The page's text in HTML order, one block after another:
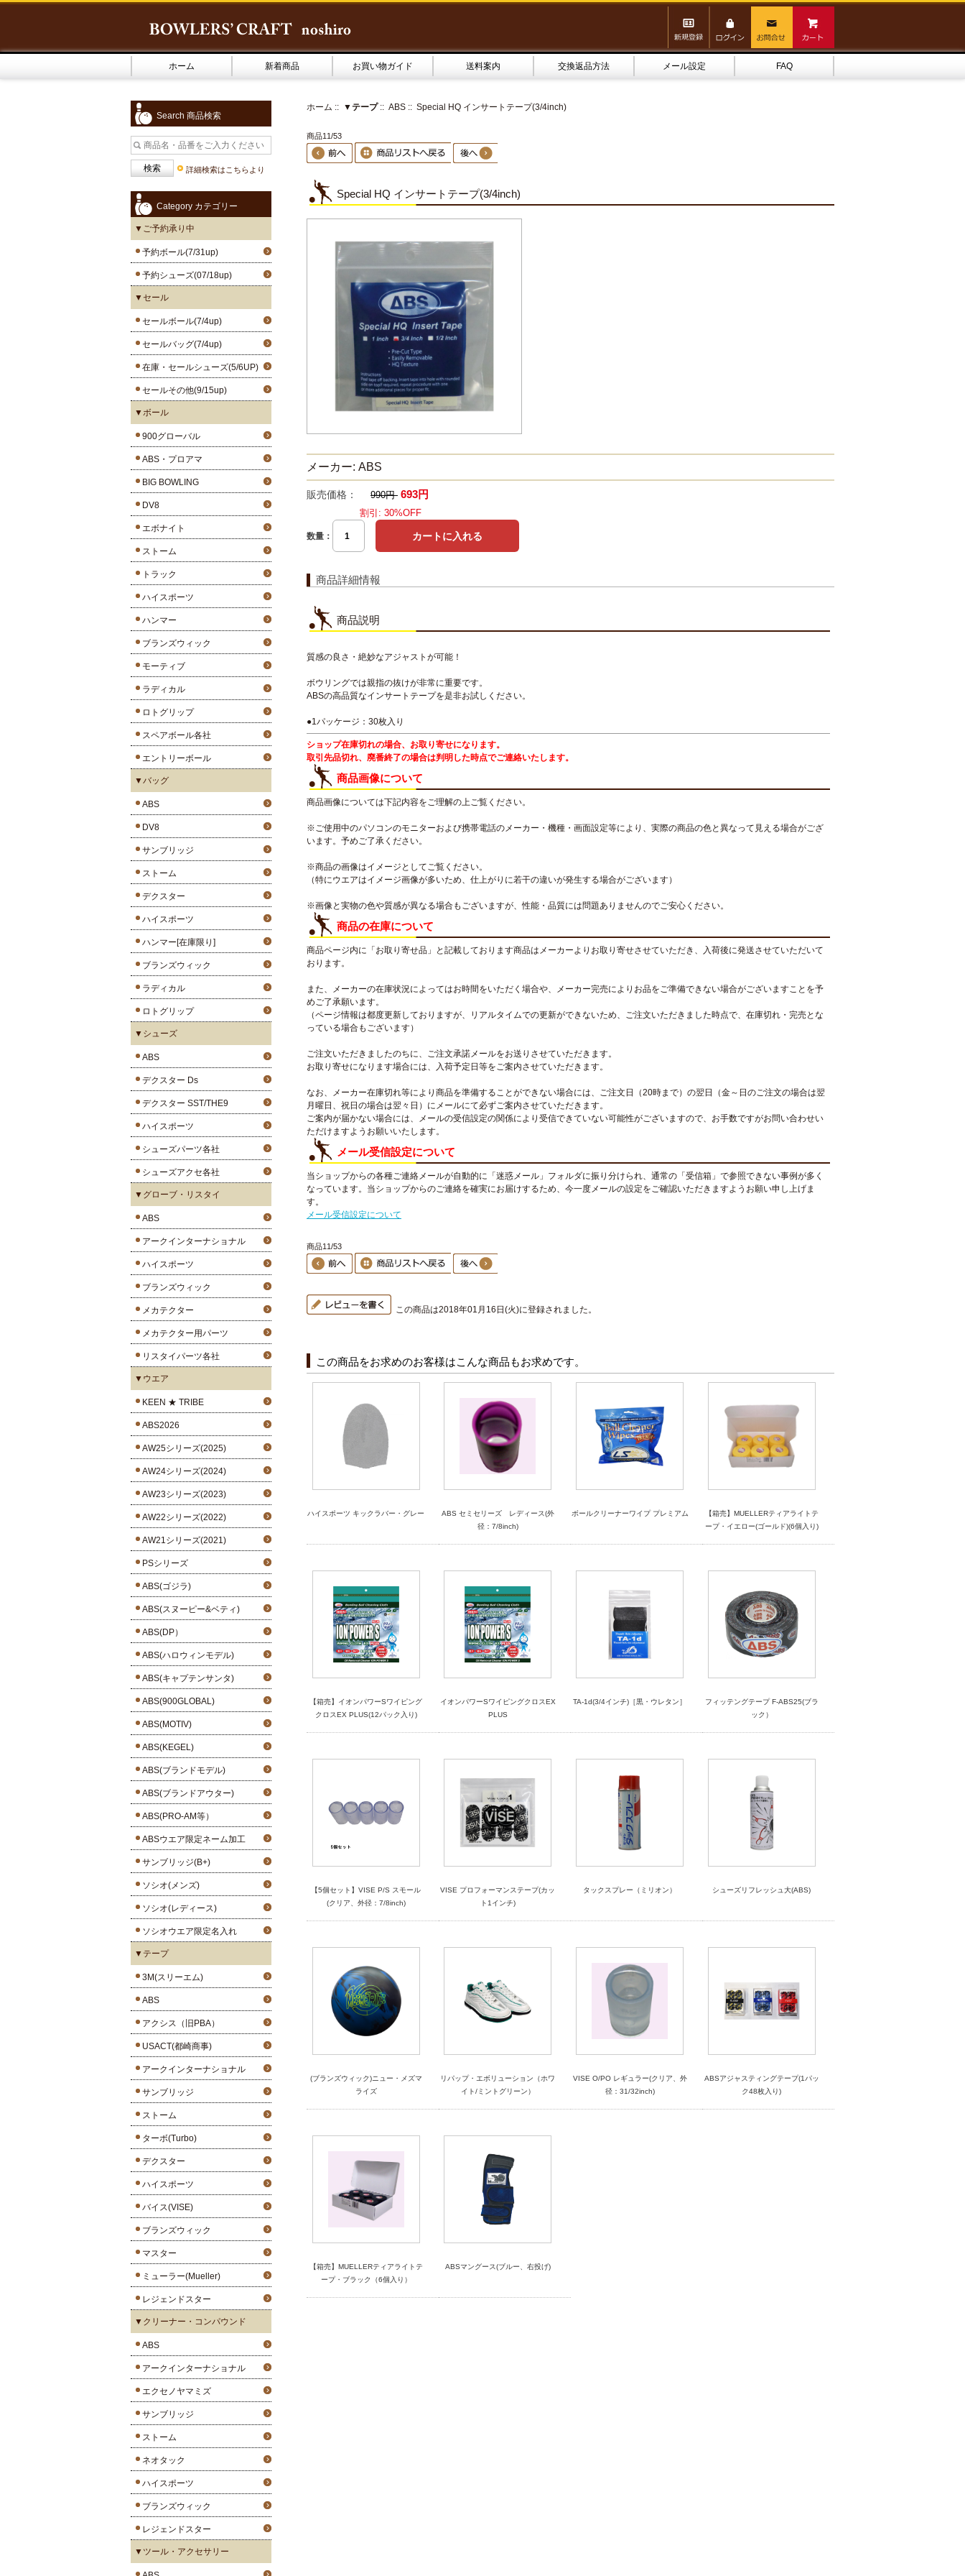
ホーム 新着商品 お買い物ガイド 送料案内 交換返品方法 メール設定 FAQ
Search 商品検索
詳細検索はこちらより
Category カテゴリー
▼ご予約承り中
予約ボール(7/31up)
予約シューズ(07/18up)
▼セール
セールボール(7/4up)
セールバッグ(7/4up)
在庫・セールシューズ(5/6UP)
セールその他(9/15up)
▼ボール
900グローバル
ABS・プロアマ
BIG BOWLING
DV8
エボナイト
ストーム
トラック
ハイスポーツ
ハンマー
ブランズウィック
モーティブ
ラディカル
ロトグリップ
スペアボール各社
エントリーボール
▼バッグ
ABS
DV8
サンブリッジ
ストーム
デクスター
ハイスポーツ
ハンマー[在庫限り]
ブランズウィック
ラディカル
ロトグリップ
▼シューズ
ABS
デクスター Ds
デクスター SST/THE9
ハイスポーツ
シューズパーツ各社
シューズアクセ各社
▼グローブ・リスタイ
ABS
アークインターナショナル
ハイスポーツ
ブランズウィック
メカテクター
メカテクター用パーツ
リスタイパーツ各社
▼ウエア
KEEN ★ TRIBE
ABS2026
AW25シリーズ(2025)
AW24シリーズ(2024)
AW23シリーズ(2023)
AW22シリーズ(2022)
AW21シリーズ(2021)
PSシリーズ
ABS(ゴジラ)
ABS(スヌーピー&ベティ)
ABS(DP）
ABS(ハロウィンモデル)
ABS(キャプテンサンタ)
ABS(900GLOBAL)
ABS(MOTIV)
ABS(KEGEL)
ABS(ブランドモデル)
ABS(ブランドアウター)
ABS(PRO-AM等）
ABSウエア限定ネーム加工
サンブリッジ(B+)
ソシオ(メンズ)
ソシオ(レディース)
ソシオウエア限定名入れ
▼テープ
3M(スリーエム)
ABS
アクシス（旧PBA）
USACT(都崎商事)
アークインターナショナル
サンブリッジ
ストーム
ターボ(Turbo)
デクスター
ハイスポーツ
バイス(VISE)
ブランズウィック
マスター
ミューラー(Mueller)
レジェンドスター
▼クリーナー・コンパウンド
ABS
アークインターナショナル
エクセノヤマミズ
サンブリッジ
ストーム
ネオタック
ハイスポーツ
ブランズウィック
レジェンドスター
▼ツール・アクセサリー
ホーム :: ▼テープ:: ABS :: Special HQ インサートテープ(3/4inch)
商品11/53
Special HQ インサートテープ(3/4inch)
メーカー: ABS
販売価格： 990円 693円
割引: 30%OFF
数量：
商品詳細情報
商品説明
質感の良さ・絶妙なアジャストが可能！
ボウリングでは親指の抜けが非常に重要です。
ABSの高品質なインサートテープを是非お試しください。
●1パッケージ：30枚入り
ショップ在庫切れの場合、お取り寄せになります。
取引先品切れ、廃番終了の場合は判明した時点でご連絡いたします。
商品画像について
商品画像については下記内容をご理解の上ご覧ください。
※ご使用中のパソコンのモニターおよび携帯電話のメーカー・機種・画面設定等により、実際の商品の色と異なって見える場合がござ
います。予めご了承ください。
※商品の画像はイメージとしてご覧ください。
（特にウエアはイメージ画像が多いため、仕上がりに若干の違いが発生する場合がございます）
※画像と実物の色や質感が異なる場合もございますが、性能・品質には問題ありませんのでご安心ください。
商品の在庫について
商品ページ内に「お取り寄せ品」と記載しております商品はメーカーよりお取り寄せさせていただき、入荷後に発送させていただいて
おります。
また、メーカーの在庫状況によってはお時間をいただく場合や、メーカー完売によりお品をご準備できない場合がございますことを予
めご了承願います。
（ページ情報は都度更新しておりますが、リアルタイムでの更新ができないため、ご注文いただきました時点で、在庫切れ・完売とな
っている場合もございます）
ご注文いただきましたのちに、ご注文承諾メールをお送りさせていただきます。
お取り寄せになります場合には、入荷予定日等をご案内させていただきます。
なお、メーカー在庫切れ等により商品を準備することができない場合には、ご注文日（20時まで）の翌日（金～日のご注文の場合は翌
月曜日、祝日の場合は翌々日）にメールにて必ずご案内させていただきます。
ご案内が届かない場合には、メールの受信設定の関係により受信できていない可能性がございますので、お手数ですがお問い合わせい
ただけますようお願いいたします。
メール受信設定について
当ショップからの各種ご連絡メールが自動的に「迷惑メール」フォルダに振り分けられ、通常の「受信箱」で参照できない事例が多く
なっています。当ショップからのご連絡を確実にお届けするため、今一度メールの設定をご確認いただきますようお願い申し上げま
す。
メール受信設定について
商品11/53
この商品は2018年01月16日(火)に登録されました。
この商品をお求めのお客様はこんな商品もお求めです。
ハイスポーツ キックラバー・グレー
ABS セミセリーズ レディース(外
径：7/8inch)
ボールクリーナーワイプ プレミアム
【箱売】MUELLERティアライトテ
ープ・イエロー(ゴールド)(6個入り)
【箱売】イオンパワーSワイピング
クロスEX PLUS(12パック入り)
イオンパワーSワイピングクロスEX
PLUS
TA-1d(3/4インチ)［黒・ウレタン］
フィッテングテープ F-ABS25(ブラ
ック）
【5個セット】VISE P/S スモール
(クリア、外径：7/8inch)
VISE プロフォーマンステープ(カッ
ト1インチ)
タックスプレー（ミリオン） シューズリフレッシュ大(ABS)
(ブランズウィック)ニュー・メズマ
ライズ
リパップ・エボリューション（ホワ
イト/ミントグリーン）
VISE O/PO レギュラー(クリア、外
径：31/32inch)
ABSアジャスティングテープ(1パッ
ク48枚入り)
【箱売】MUELLERティアライトテ
ープ・ブラック（6個入り）
ABSマングース(ブルー、右投げ)